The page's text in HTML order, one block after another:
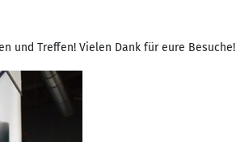
und Treffen! Vielen Dank für eure Besuche!